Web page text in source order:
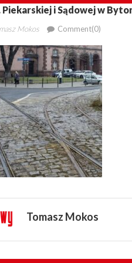
Piekarskiej i Sądowej w
Mokos Comment(0)
Tomasz Mokos